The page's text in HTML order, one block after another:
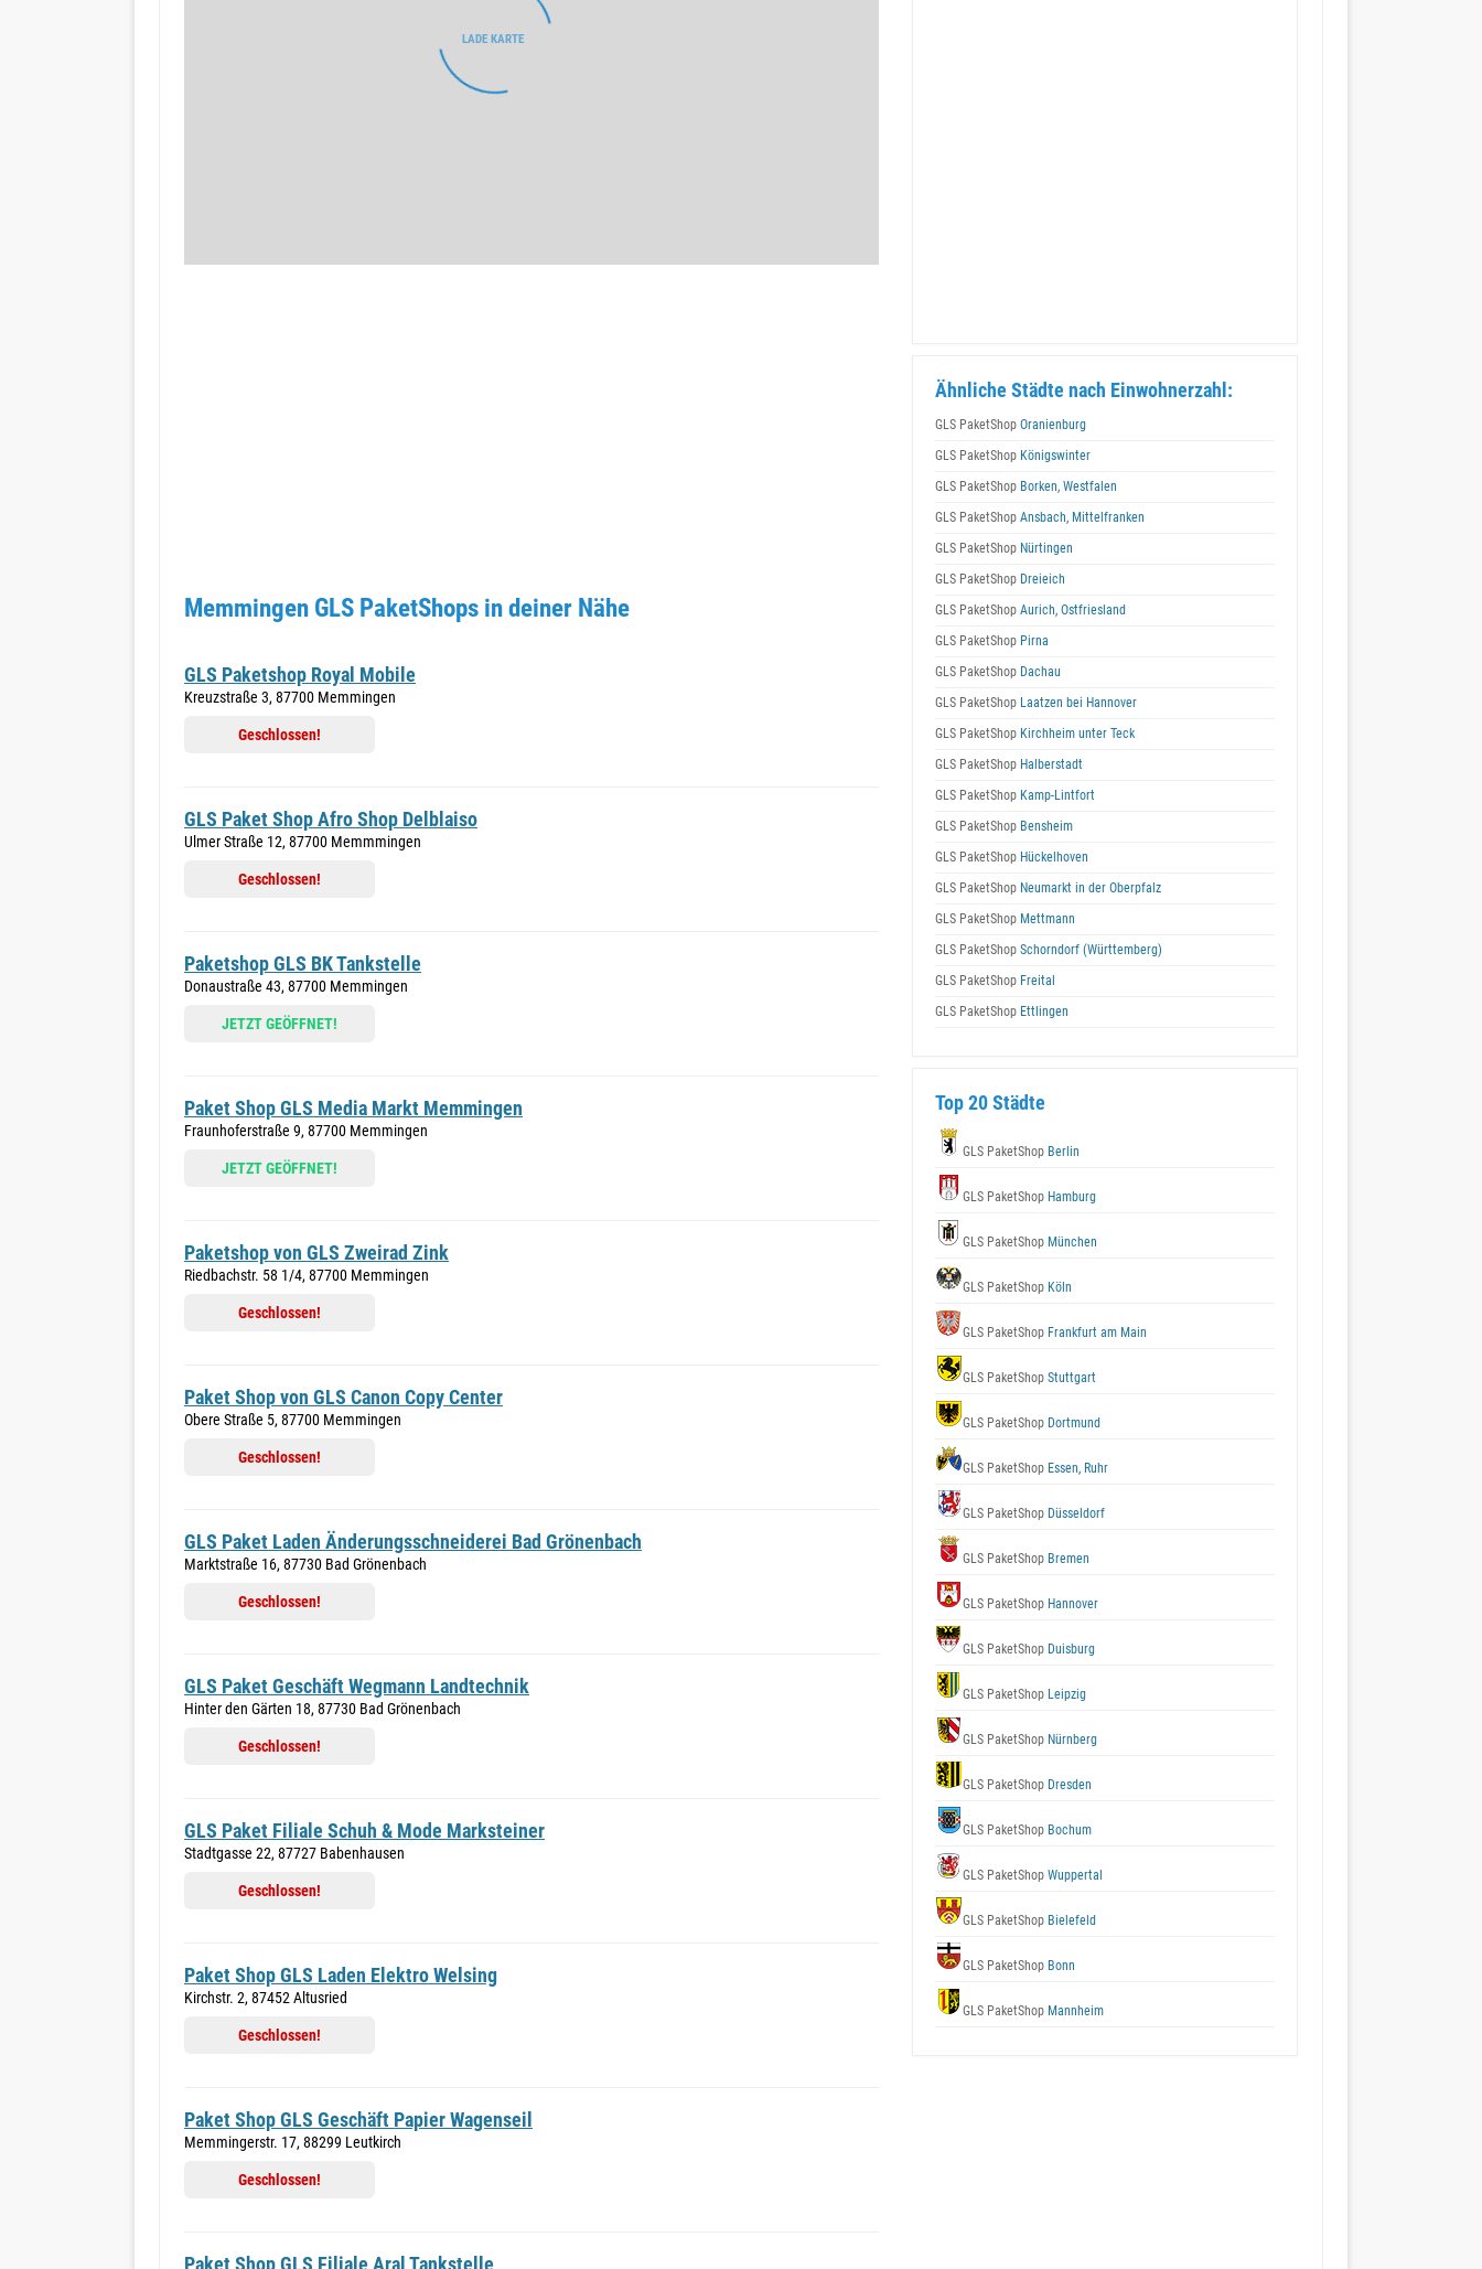
Memmingen GLS PaketShops in deiner Nähe
GLS Paketshop Royal Mobile
Kreuzstraße 3, 87700 Memmingen
Geschlossen!
GLS Paket Shop Afro Shop Delblaiso
Ulmer Straße 12, 87700 Memmmingen
Geschlossen!
Paketshop GLS BK Tankstelle
Donaustraße 43, 87700 Memmingen
JETZT GEÖFFNET!
Paket Shop GLS Media Markt Memmingen
Fraunhoferstraße 9, 87700 Memmingen
JETZT GEÖFFNET!
Paketshop von GLS Zweirad Zink
Riedbachstr. 58 1/4, 87700 Memmingen
Geschlossen!
Paket Shop von GLS Canon Copy Center
Obere Straße 5, 87700 Memmingen
Geschlossen!
GLS Paket Laden Änderungsschneiderei Bad Grönenbach
Marktstraße 16, 87730 Bad Grönenbach
Geschlossen!
GLS Paket Geschäft Wegmann Landtechnik
Hinter den Gärten 18, 87730 Bad Grönenbach
Geschlossen!
GLS Paket Filiale Schuh & Mode Marksteiner
Stadtgasse 22, 87727 Babenhausen
Geschlossen!
Paket Shop GLS Laden Elektro Welsing
Kirchstr. 2, 87452 Altusried
Geschlossen!
Paket Shop GLS Geschäft Papier Wagenseil
Memmingerstr. 17, 88299 Leutkirch
Geschlossen!
Paket Shop GLS Filiale Aral Tankstelle
Ähnliche Städte nach Einwohnerzahl:
GLS PaketShop Oranienburg
GLS PaketShop Königswinter
GLS PaketShop Borken, Westfalen
GLS PaketShop Ansbach, Mittelfranken
GLS PaketShop Nürtingen
GLS PaketShop Dreieich
GLS PaketShop Aurich, Ostfriesland
GLS PaketShop Pirna
GLS PaketShop Dachau
GLS PaketShop Laatzen bei Hannover
GLS PaketShop Kirchheim unter Teck
GLS PaketShop Halberstadt
GLS PaketShop Kamp-Lintfort
GLS PaketShop Bensheim
GLS PaketShop Hückelhoven
GLS PaketShop Neumarkt in der Oberpfalz
GLS PaketShop Mettmann
GLS PaketShop Schorndorf (Württemberg)
GLS PaketShop Freital
GLS PaketShop Ettlingen
Top 20 Städte
GLS PaketShop Berlin
GLS PaketShop Hamburg
GLS PaketShop München
GLS PaketShop Köln
GLS PaketShop Frankfurt am Main
GLS PaketShop Stuttgart
GLS PaketShop Dortmund
GLS PaketShop Essen, Ruhr
GLS PaketShop Düsseldorf
GLS PaketShop Bremen
GLS PaketShop Hannover
GLS PaketShop Duisburg
GLS PaketShop Leipzig
GLS PaketShop Nürnberg
GLS PaketShop Dresden
GLS PaketShop Bochum
GLS PaketShop Wuppertal
GLS PaketShop Bielefeld
GLS PaketShop Bonn
GLS PaketShop Mannheim